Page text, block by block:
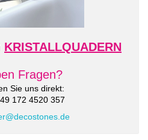
KRISTALLQUADERN
Fragen?
Sie uns direkt:
172 4520 357